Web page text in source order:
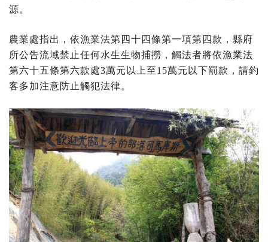
源。
農業處指出，依漁業法第四十四條第一項第四款，縣府
所公告流域禁止任何水生生物捕撈，觸法者將依漁業法
第六十五條第六款處3萬元以上至15萬元以下罰款，請釣
客多加注意防止觸犯法律。